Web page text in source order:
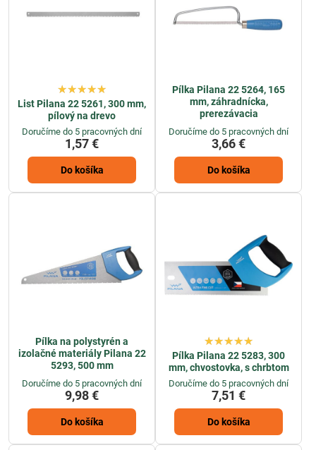
List Pilana 22 5261, 300 mm,
pílový na drevo
Doručíme do 5 pracovných dní
1,57 €
Do košíka
Pílka Pilana 22 5264, 165
mm, záhradnícka,
prerezávacia
Doručíme do 5 pracovných dní
3,66 €
Do košíka
Pílka na polystyrén a
izolačné materiály Pilana 22
5293, 500 mm
Doručíme do 5 pracovných dní
9,98 €
Do košíka
Pílka Pilana 22 5283, 300
mm, chvostovka, s chrbtom
Doručíme do 5 pracovných dní
7,51 €
Do košíka